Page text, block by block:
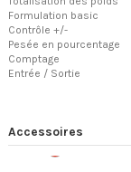
Formulation basic
Contrôle +/-
Pesée en pourcentage
Comptage
Entrée / Sortie
Accessoires
Rupture